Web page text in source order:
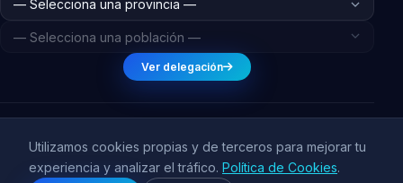
Ver delegación
© 2026 BetaCreativa. Todos los derechos reservados.
CA EU GL
Utilizamos cookies propias y de terceros para mejorar tu
experiencia y analizar el tráfico. Política de Cookies.